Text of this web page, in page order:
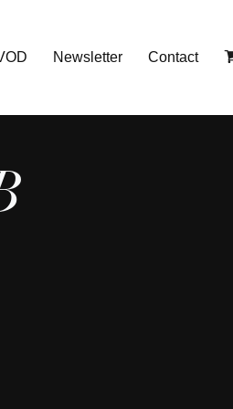
Newsletter Contact